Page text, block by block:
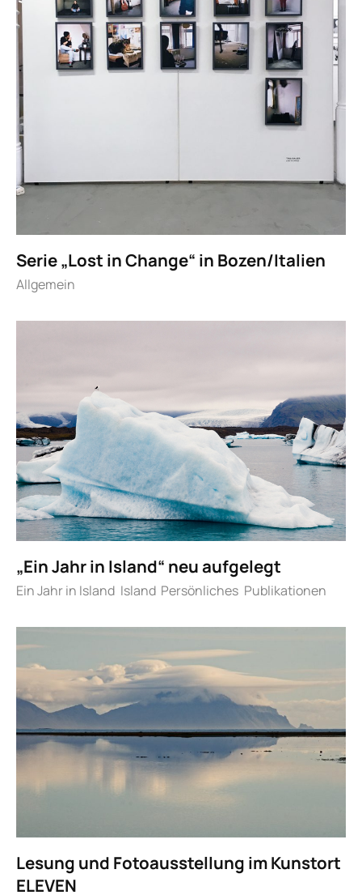
Serie „Lost in Change“ in Bozen/Italien
Allgemein
„Ein Jahr in Island“ neu aufgelegt
Ein Jahr in Island Island Persönliches Publikationen
Lesung und Fotoausstellung im Kunstort
ELEVEN